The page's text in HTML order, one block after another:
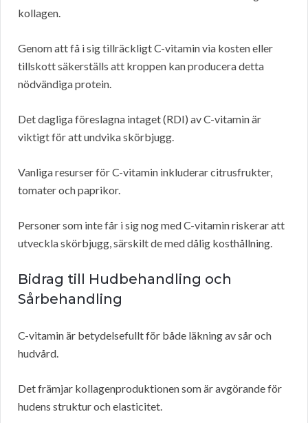
kollagen.
Genom att få i sig tillräckligt C-vitamin via kosten eller
tillskott säkerställs att kroppen kan producera detta
nödvändiga protein.
Det dagliga föreslagna intaget (RDI) av C-vitamin är
viktigt för att undvika skörbjugg.
Vanliga resurser för C-vitamin inkluderar citrusfrukter,
tomater och paprikor.
Personer som inte får i sig nog med C-vitamin riskerar att
utveckla skörbjugg, särskilt de med dålig kosthållning.
Bidrag till Hudbehandling och
Sårbehandling
C-vitamin är betydelsefullt för både läkning av sår och
hudvård.
Det främjar kollagenproduktionen som är avgörande för
hudens struktur och elasticitet.